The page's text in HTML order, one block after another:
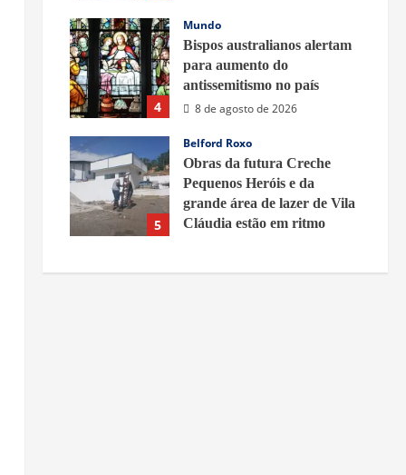
8 de agosto de 2026
4
Mundo
Bispos australianos alertam
para aumento do
antissemitismo no país
8 de agosto de 2026
5
Belford Roxo
Obras da futura Creche
Pequenos Heróis e da
grande área de lazer de Vila
Cláudia estão em ritmo